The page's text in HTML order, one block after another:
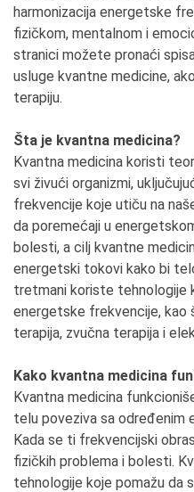
harmonizacija energetske
fizičkom, mentalnom i
stranici možete pronaći
usluge kvantne medicine,
terapiju.
Šta je kvantna medicina?
Kvantna medicina koristi
svi živući organizmi,
frekvencije koje utiču na
da poremećaji u
bolesti, a cilj kvantne
energetski tokovi kako bi
tretmani koriste tehnologije
energetske frekvencije, kao
terapija, zvučna terapija i
Kako kvantna medicina
Kvantna medicina
telu poveziva sa određenim
Kada se ti frekvencijski
fizičkih problema i bolesti.
tehnologije koje pomažu da